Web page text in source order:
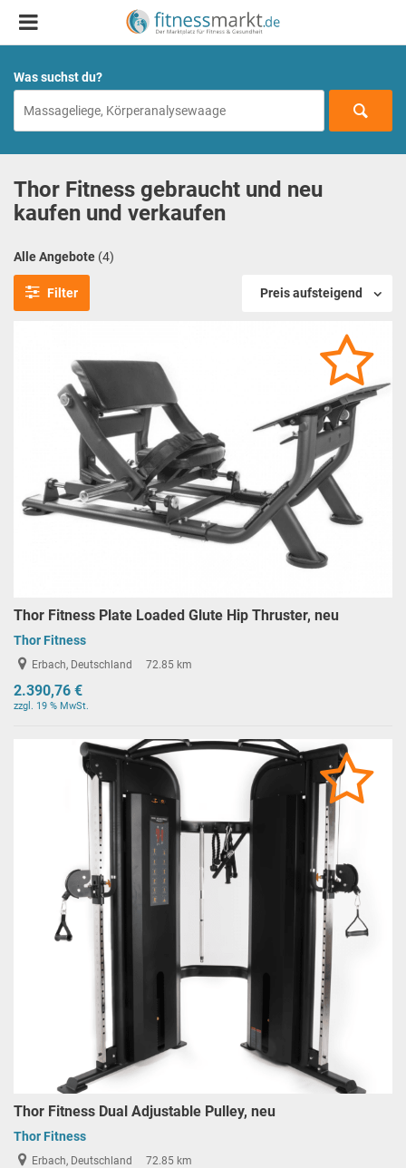
Was suchst du?
Thor Fitness gebraucht und neu
kaufen und verkaufen
Alle Angebote (4)
Filter Preis aufsteigend
Thor Fitness Plate Loaded Glute Hip Thruster, neu
Thor Fitness
Erbach, Deutschland 72.85 km
2.390,76 €
zzgl. 19 % MwSt.
Thor Fitness Dual Adjustable Pulley, neu
Thor Fitness
Erbach, Deutschland 72.85 km